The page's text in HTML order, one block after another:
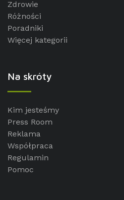
Zdrowie
Różności
Poradniki
Więcej kategorii
Na skróty
Kim jesteśmy
Press Room
Reklama
Współpraca
Regulamin
Pomoc